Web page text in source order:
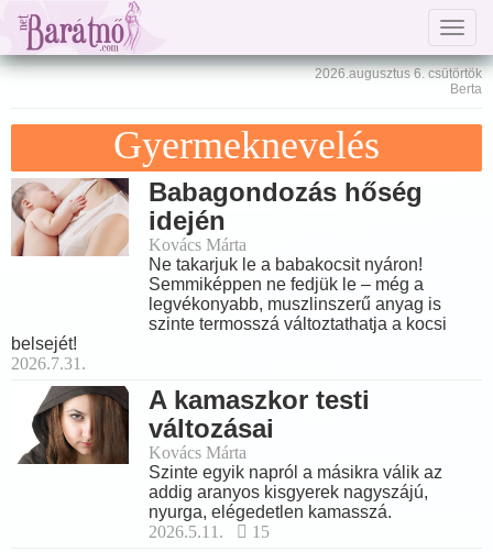
2026.augusztus 6. csütörtök
Berta
Gyermeknevelés
Babagondozás hőség
idején
Kovács Márta
Ne takarjuk le a babakocsit nyáron!
Semmiképpen ne fedjük le – még a
legvékonyabb, muszlinszerű anyag is
szinte termosszá változtathatja a kocsi
belsejét!
2026.7.31.
A kamaszkor testi
változásai
Kovács Márta
Szinte egyik napról a másikra válik az
addig aranyos kisgyerek nagyszájú,
nyurga, elégedetlen kamasszá.
2026.5.11.
15